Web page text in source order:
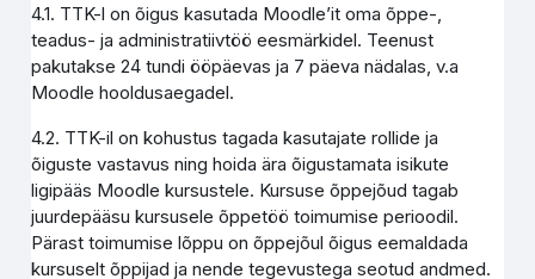
4.1. TTK-l on õigus kasutada Moodle’it oma õppe-,
teadus- ja administratiivtöö eesmärkidel. Teenust
pakutakse 24 tundi ööpäevas ja 7 päeva nädalas, v.a
Moodle hooldusaegadel.
4.2. TTK-il on kohustus tagada kasutajate rollide ja
õiguste vastavus ning hoida ära õigustamata isikute
ligipääs Moodle kursustele. Kursuse õppejõud tagab
juurdepääsu kursusele õppetöö toimumise perioodil.
Pärast toimumise lõppu on õppejõul õigus eemaldada
kursuselt õppijad ja nende tegevustega seotud andmed.